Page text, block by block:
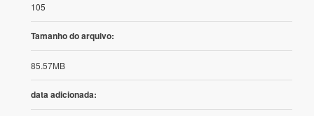
105
Tamanho do arquivo:
85.57MB
data adicionada: